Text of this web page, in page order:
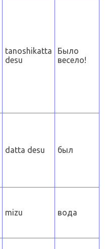
tanoshikatta
desu
Было
весело!
datta desu был
mizu вода